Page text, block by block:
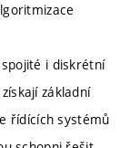
i diskrétní
základní
řídících systémů